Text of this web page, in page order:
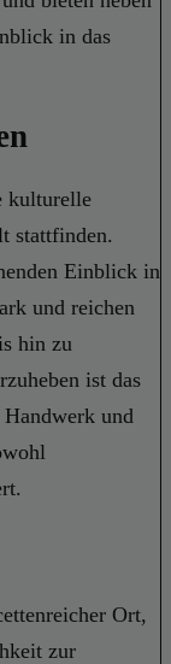
in das
kulturelle
stattfinden.
Einblick in
und reichen
hin zu
ist das
und
Ort,
zur